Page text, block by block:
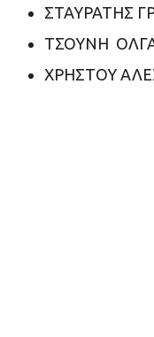
ΣΤΑΥΡΑΤΗΣ
ΤΣΟΥΝΗ
ΧΡΗΣΤΟΥ